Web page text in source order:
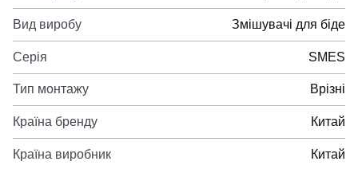
Вид виробу Змішувачі для біде
Серія SMES
Тип монтажу Врізні
Країна бренду Китай
Країна виробник Китай